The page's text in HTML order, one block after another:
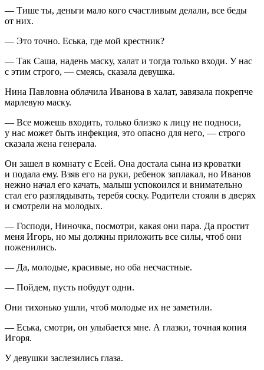
— Тише ты, деньги мало кого счастливым делали, все беды
от них.
— Это точно. Еська, где мой крестник?
— Так Саша, надень маску, халат и тогда только входи. У нас
с этим строго, — смеясь, сказала девушка.
Нина Павловна облачила Иванова в халат, завязала покрепче
марлевую маску.
— Все можешь входить, только близко к лицу не подноси,
у нас может быть инфекция, это опасно для него, — строго
сказала жена генерала.
Он зашел в комнату с Есей. Она достала сына из кроватки
и подала ему. Взяв его на руки, ребенок заплакал, но Иванов
нежно начал его качать, малыш успокоился и внимательно
стал его разглядывать, теребя соску. Родители стояли в дверях
и смотрели на молодых.
— Господи, Ниночка, посмотри, какая они пара. Да простит
меня Игорь, но мы должны приложить все силы, чтоб они
поженились.
— Да, молодые, красивые, но оба несчастные.
— Пойдем, пусть побудут одни.
Они тихонько ушли, чтоб молодые их не заметили.
— Еська, смотри, он улыбается мне. А глазки, точная копия
Игоря.
У девушки заслезились глаза.